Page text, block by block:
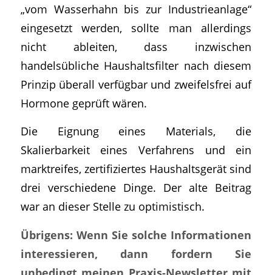
„vom Wasserhahn bis zur Industrieanlage“
eingesetzt werden, sollte man allerdings
nicht ableiten, dass inzwischen
handelsübliche Haushaltsfilter nach diesem
Prinzip überall verfügbar und zweifelsfrei auf
Hormone geprüft wären.
Die Eignung eines Materials, die
Skalierbarkeit eines Verfahrens und ein
marktreifes, zertifiziertes Haushaltsgerät sind
drei verschiedene Dinge. Der alte Beitrag
war an dieser Stelle zu optimistisch.
Übrigens: Wenn Sie solche Informationen
interessieren, dann fordern Sie